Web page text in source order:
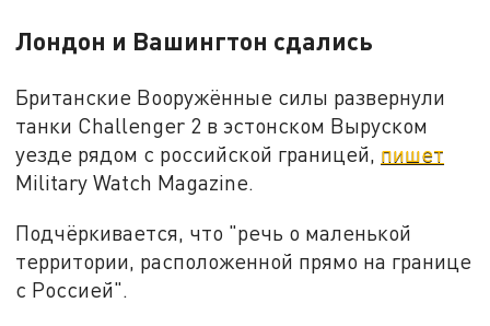
Лондон и Вашингтон сдались
Британские Вооружённые силы развернули
танки Challenger 2 в эстонском Выруском
уезде рядом с российской границей, пишет
Military Watch Magazine.
Подчёркивается, что "речь о маленькой
территории, расположенной прямо на границе
с Россией".